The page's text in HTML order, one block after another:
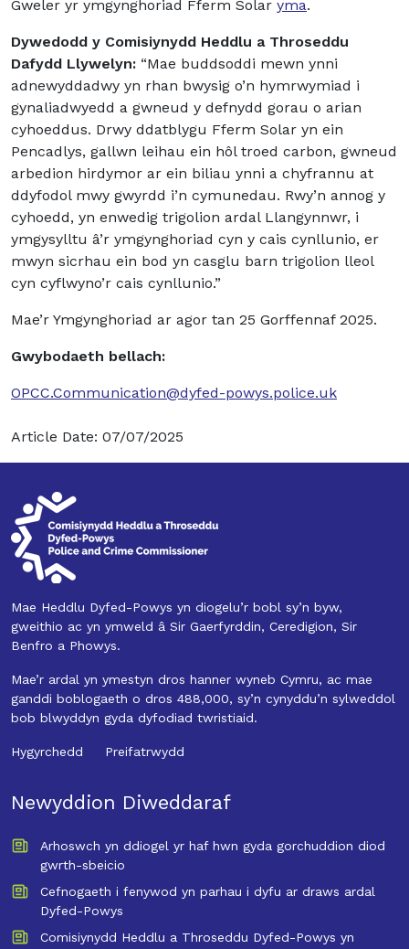
Gweler yr ymgynghoriad Fferm Solar yma.
Dywedodd y Comisiynydd Heddlu a Throseddu
Dafydd Llywelyn: “Mae buddsoddi mewn ynni
adnewyddadwy yn rhan bwysig o’n hymrwymiad i
gynaliadwyedd a gwneud y defnydd gorau o arian
cyhoeddus. Drwy ddatblygu Fferm Solar yn ein
Pencadlys, gallwn leihau ein hôl troed carbon, gwneud
arbedion hirdymor ar ein biliau ynni a chyfrannu at
ddyfodol mwy gwyrdd i’n cymunedau. Rwy’n annog y
cyhoedd, yn enwedig trigolion ardal Llangynnwr, i
ymgysylltu â’r ymgynghoriad cyn y cais cynllunio, er
mwyn sicrhau ein bod yn casglu barn trigolion lleol
cyn cyflwyno’r cais cynllunio.”
Mae’r Ymgynghoriad ar agor tan 25 Gorffennaf 2025.
Gwybodaeth bellach:
OPCC.Communication@dyfed-powys.police.uk
Article Date: 07/07/2025
Mae Heddlu Dyfed-Powys yn diogelu’r bobl sy’n byw,
gweithio ac yn ymweld â Sir Gaerfyrddin, Ceredigion, Sir
Benfro a Phowys.
Mae’r ardal yn ymestyn dros hanner wyneb Cymru, ac mae
ganddi boblogaeth o dros 488,000, sy’n cynyddu’n sylweddol
bob blwyddyn gyda dyfodiad twristiaid.
Hygyrchedd Preifatrwydd
Newyddion Diweddaraf
Arhoswch yn ddiogel yr haf hwn gyda gorchuddion diod
gwrth-sbeicio
Cefnogaeth i fenywod yn parhau i dyfu ar draws ardal
Dyfed-Powys
Comisiynydd Heddlu a Throseddu Dyfed-Powys yn